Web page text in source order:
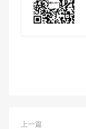
上一篇